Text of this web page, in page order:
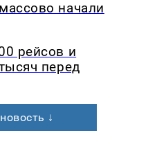
начали
рейсов и
перед
↓